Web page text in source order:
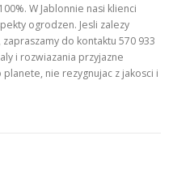
W Jablonnie nasi klienci
ogrodzen. Jesli zalezy
do kontaktu 570 933
i rozwiazania przyjazne
nie rezygnujac z jakosci i